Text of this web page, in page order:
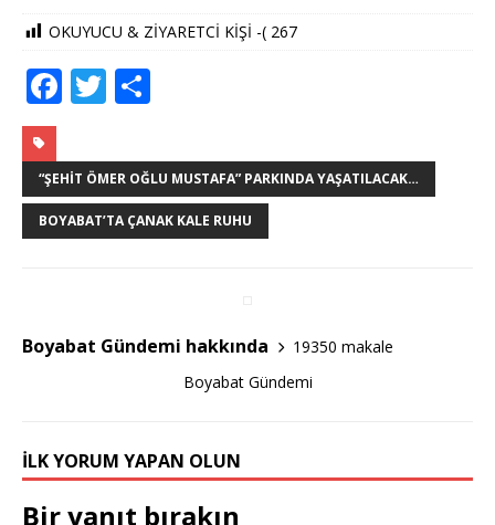
OKUYUCU & ZİYARETCİ KİŞİ -( 267
F
c
e
b
k
T
it
te
r
ar
e
“ŞEHIT ÖMER OĞLU MUSTAFA” PARKINDA YAŞATILACAK…
BOYABAT’TA ÇANAK KALE RUHU
Boyabat Gündemi hakkında
19350 makale
Boyabat Gündemi
İLK YORUM YAPAN OLUN
Bir yanıt bırakın